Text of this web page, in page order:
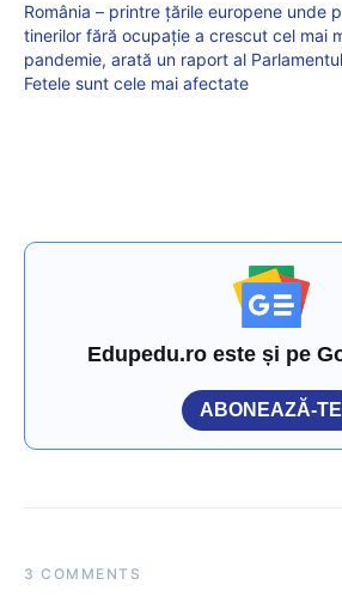
România – printre țările europene unde
tinerilor fără ocupație a crescut cel mai
pandemie, arată un raport al
Fetele sunt cele mai afectate
Edupedu.ro este și pe
ABONEAZĂ-TE
3 COMMENTS